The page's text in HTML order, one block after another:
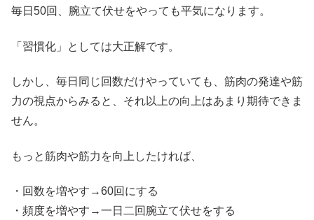
毎日50回、腕立て伏せをやっても平気になります。
「習慣化」としては大正解です。
しかし、毎日同じ回数だけやっていても、筋肉の発達や筋
力の視点からみると、それ以上の向上はあまり期待できま
せん。
もっと筋肉や筋力を向上したければ、
・回数を増やす→60回にする
・頻度を増やす→一日二回腕立て伏せをする